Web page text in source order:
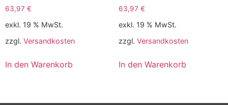
63,97 €
exkl. 19 % MwSt.
zzgl. Versandkosten
In den Warenkorb
63,97 €
exkl. 19 % MwSt.
zzgl. Versandkosten
In den Warenkorb